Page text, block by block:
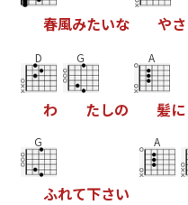
春風みたいな やさ
D
わ
G
たしの
A
髪に
G
ふれて下さい
A